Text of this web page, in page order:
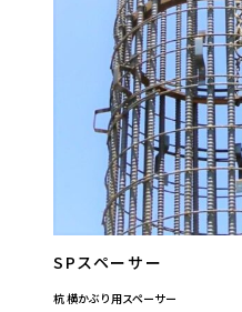
SPスペーサー
杭 横かぶり用スペーサー